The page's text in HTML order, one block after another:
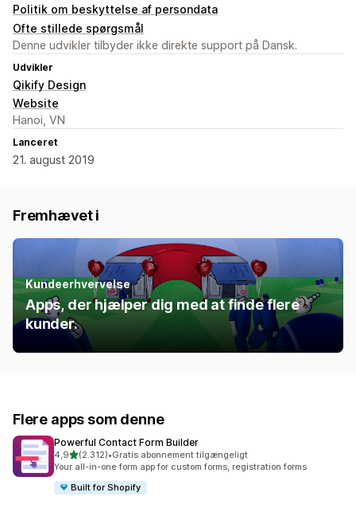
Politik om beskyttelse af persondata
Ofte stillede spørgsmål
Denne udvikler tilbyder ikke direkte support på Dansk.
Udvikler
Qikify Design
Website
Hanoi, VN
Lanceret
21. august 2019
Fremhævet i
Kundeerhvervelse
Apps, der hjælper dig med at finde flere
kunder.
Flere apps som denne
Powerful Contact Form Builder
4,9ud af 5 stjerner
(2.312)
2312 anmeldelser i alt
•Gratis abonnement tilgængeligt
Your all-in-one form app for custom forms, registration forms
Built for Shopify